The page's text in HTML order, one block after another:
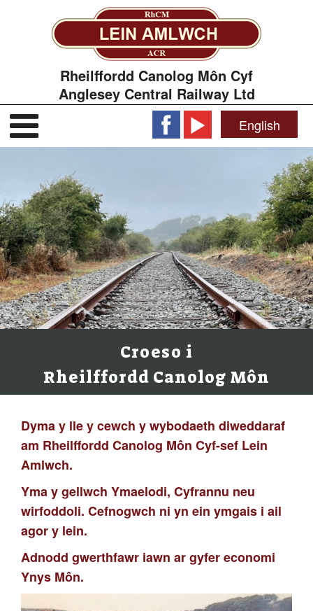
Rheilffordd Canolog Môn Cyf
Anglesey Central Railway Ltd
English
Croeso i
Rheilffordd Canolog Môn
Dyma y lle y cewch y wybodaeth diweddaraf
am Rheilffordd Canolog Môn Cyf-sef Lein
Amlwch.
Yma y gellwch Ymaelodi, Cyfrannu neu
wirfoddoli. Cefnogwch ni yn ein ymgais i ail
agor y lein.
Adnodd gwerthfawr iawn ar gyfer economi
Ynys Môn.